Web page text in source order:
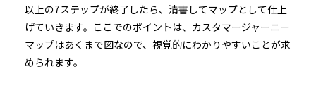
以上の7ステップが終了したら、清書してマップとして仕上
げていきます。ここでのポイントは、カスタマージャーニー
マップはあくまで図なので、視覚的にわかりやすいことが求
められます。